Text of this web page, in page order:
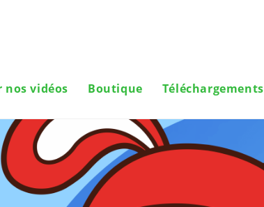
nos vidéos Boutique Téléchargements